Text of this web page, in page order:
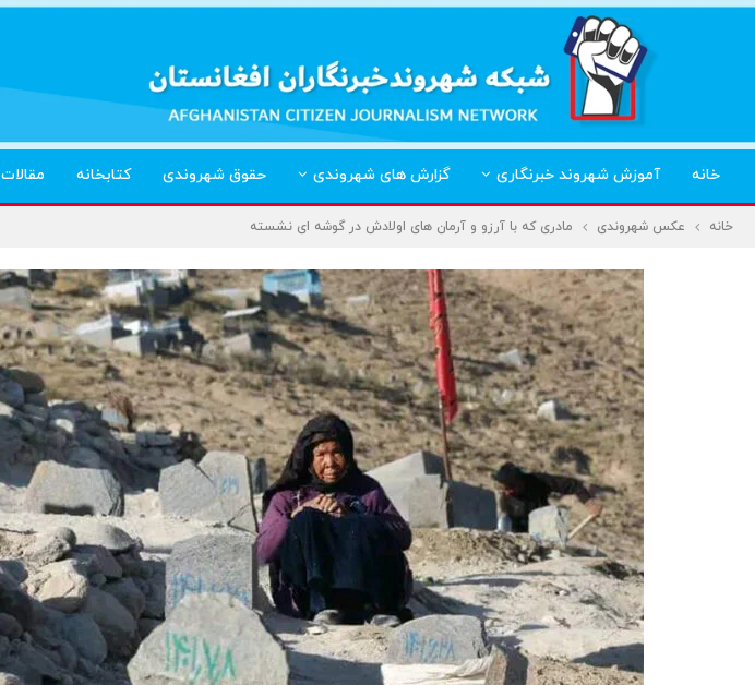
خانه آموزش شهروند خبرنگاری گزارش های شهروندی حقوق شهروندی کتابخانه مقالات
خانه عکس شهروندی مادری که با آرزو و آرمان های اولادش در گوشه ای نشسته